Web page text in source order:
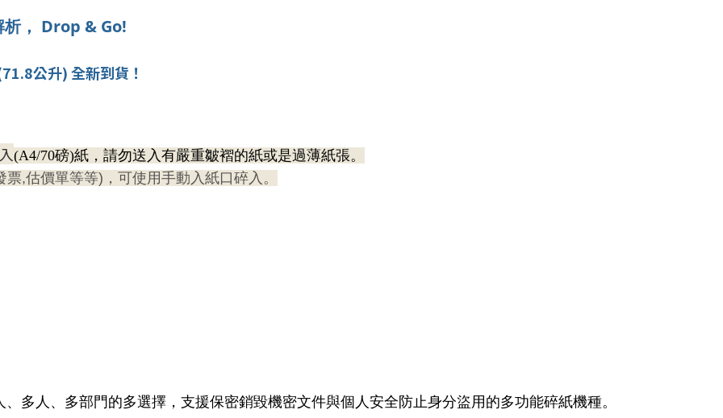
析， Drop & Go!
公升) 全新到貨！
(A4/70磅)紙， 請勿送入有嚴重皺褶的紙或是過薄紙張。
票,估價單等等) ，可使用手動入紙口碎入。
多人、多部門的多選擇， 支援保密銷毀機密文件與個人安全防止身分盜用的多功能碎紙機種。